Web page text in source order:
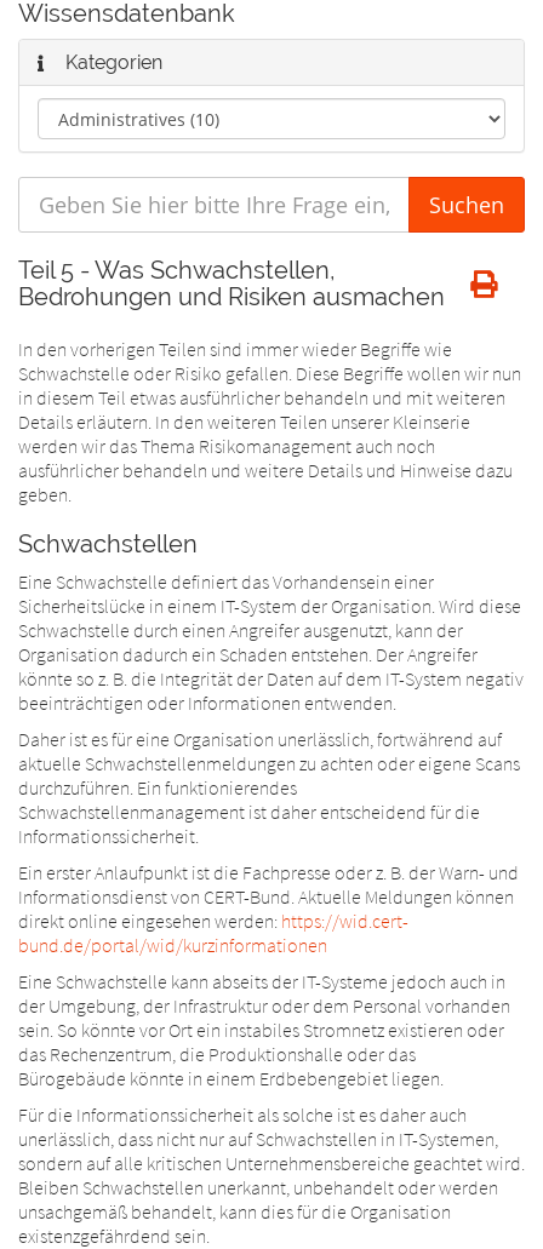
Wissensdatenbank
Kategorien
Teil 5 - Was Schwachstellen,
Bedrohungen und Risiken ausmachen
In den vorherigen Teilen sind immer wieder Begriffe wie
Schwachstelle oder Risiko gefallen. Diese Begriffe wollen wir nun
in diesem Teil etwas ausführlicher behandeln und mit weiteren
Details erläutern. In den weiteren Teilen unserer Kleinserie
werden wir das Thema Risikomanagement auch noch
ausführlicher behandeln und weitere Details und Hinweise dazu
geben.
Schwachstellen
Eine Schwachstelle definiert das Vorhandensein einer
Sicherheitslücke in einem IT-System der Organisation. Wird diese
Schwachstelle durch einen Angreifer ausgenutzt, kann der
Organisation dadurch ein Schaden entstehen. Der Angreifer
könnte so z. B. die Integrität der Daten auf dem IT-System negativ
beeinträchtigen oder Informationen entwenden.
Daher ist es für eine Organisation unerlässlich, fortwährend auf
aktuelle Schwachstellenmeldungen zu achten oder eigene Scans
durchzuführen. Ein funktionierendes
Schwachstellenmanagement ist daher entscheidend für die
Informationssicherheit.
Ein erster Anlaufpunkt ist die Fachpresse oder z. B. der Warn- und
Informationsdienst von CERT-Bund. Aktuelle Meldungen können
direkt online eingesehen werden: https://wid.cert-
bund.de/portal/wid/kurzinformationen
Eine Schwachstelle kann abseits der IT-Systeme jedoch auch in
der Umgebung, der Infrastruktur oder dem Personal vorhanden
sein. So könnte vor Ort ein instabiles Stromnetz existieren oder
das Rechenzentrum, die Produktionshalle oder das
Bürogebäude könnte in einem Erdbebengebiet liegen.
Für die Informationssicherheit als solche ist es daher auch
unerlässlich, dass nicht nur auf Schwachstellen in IT-Systemen,
sondern auf alle kritischen Unternehmensbereiche geachtet wird.
Bleiben Schwachstellen unerkannt, unbehandelt oder werden
unsachgemäß behandelt, kann dies für die Organisation
existenzgefährdend sein.